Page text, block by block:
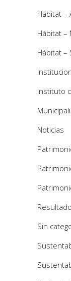
Hábitat –
Hábitat –
Hábitat –
Instituto
Noticias
Sin